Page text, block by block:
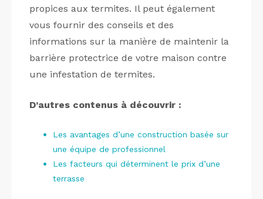
propices aux termites. Il peut également
vous fournir des conseils et des
informations sur la manière de maintenir la
barrière protectrice de votre maison contre
une infestation de termites.
D’autres contenus à découvrir :
Les avantages d’une construction basée sur
une équipe de professionnel
Les facteurs qui déterminent le prix d’une
terrasse